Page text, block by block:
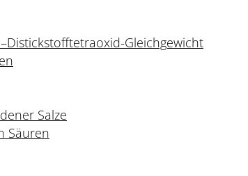
Gleichgewicht
Salze
Säuren